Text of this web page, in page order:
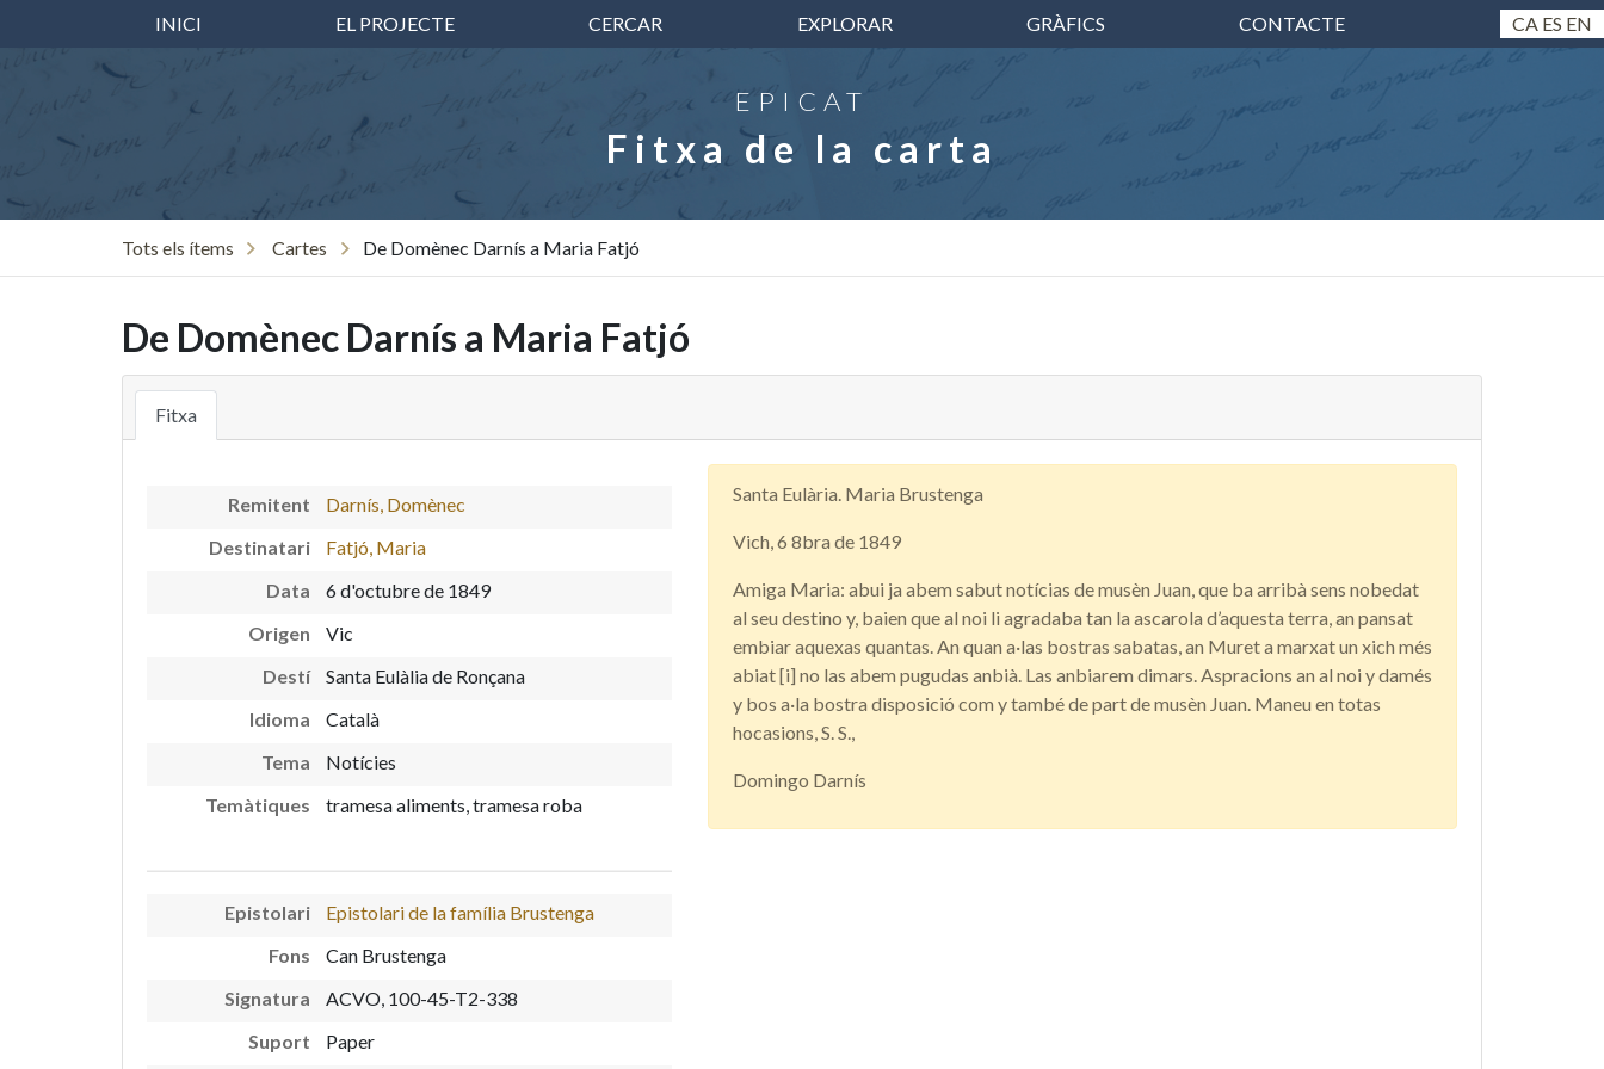
INICI EL PROJECTE CERCAR EXPLORAR GRÀFICS CONTACTE CA ES EN
EPICAT
Fitxa de la carta
Tots els ítems Cartes De Domènec Darnís a Maria Fatjó
De Domènec Darnís a Maria Fatjó
Fitxa
Remitent
Darnís, Domènec
Destinatari
Fatjó, Maria
Data
6 d'octubre de 1849
Origen
Vic
Destí
Santa Eulàlia de Ronçana
Idioma
Català
Tema
Notícies
Temàtiques
tramesa aliments, tramesa roba
Epistolari
Epistolari de la família Brustenga
Fons
Can Brustenga
Signatura
ACVO, 100-45-T2-338
Suport
Paper
Santa Eulària. Maria Brustenga
Vich, 6 8bra de 1849
Amiga Maria: abui ja abem sabut notícias de musèn Juan, que ba arribà sens nobedat
al seu destino y, baien que al noi li agradaba tan la ascarola d’aquesta terra, an pansat
embiar aquexas quantas. An quan a·las bostras sabatas, an Muret a marxat un xich més
abiat [i] no las abem pugudas anbià. Las anbiarem dimars. Aspracions an al noi y damés
y bos a·la bostra disposició com y també de part de musèn Juan. Maneu en totas
hocasions, S. S.,
Domingo Darnís